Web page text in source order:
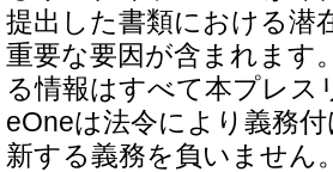
提出した書類における潜
重要な要因が含まれます
る情報はすべて本プレス
eOneは法令により義務
新する義務を負いません。